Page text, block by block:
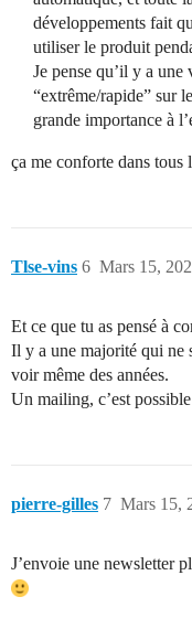
développements fait
utiliser le produit
Je pense qu’il y a
“extrême/rapide” sur
grande importance à
ça me conforte dans tous
Tlse-vins Mars 15,
6
Et ce que tu as pensé à
Il y a une majorité qui ne
voir même des années.
Un mailing, c’est
pierre-gilles Mars 15,
7
J’envoie une newsletter